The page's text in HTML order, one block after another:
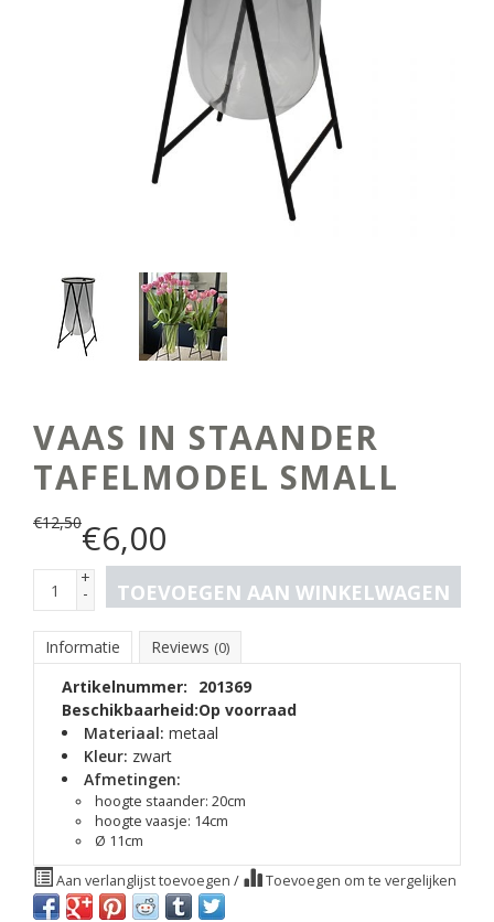
VAAS IN STAANDER
TAFELMODEL SMALL
€12,50€6,00
+
- TOEVOEGEN AAN WINKELWAGEN
Informatie Reviews (0)
Artikelnummer:
201369
Beschikbaarheid:Op voorraad
Materiaal: metaal
Kleur: zwart
Afmetingen:
hoogte staander: 20cm
hoogte vaasje: 14cm
Ø 11cm
Aan verlanglijst toevoegen / Toevoegen om te vergelijken